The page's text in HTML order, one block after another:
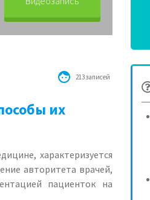
213 записей
их
характеризуется
авторитета врачей,
пациенток на